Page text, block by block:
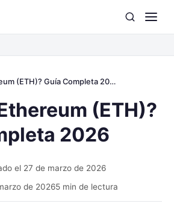
(ETH)? Guía Completa 2026
(ETH)?
2026
el 27 de marzo de 2026
de 20265 min de lectura